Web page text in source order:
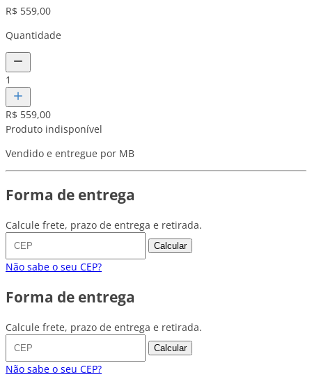
R$ 559,00
Quantidade
1
R$ 559,00
Produto indisponível
Vendido e entregue por MB
Forma de entrega
Calcule frete, prazo de entrega e retirada.
Calcular
Não sabe o seu CEP?
Forma de entrega
Calcule frete, prazo de entrega e retirada.
Calcular
Não sabe o seu CEP?